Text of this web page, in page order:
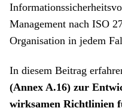
Management nach ISO
Organisation in jedem
In diesem Beitrag
(Annex A.16) zur
wirksamen Richtlinien